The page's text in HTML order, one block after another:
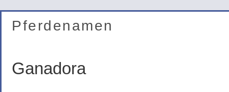
Pferdenamen
Ganadora